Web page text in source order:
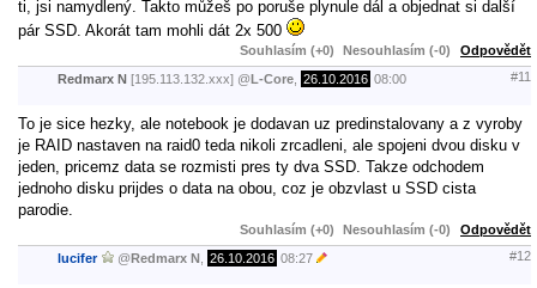
ti, jsi namydlený. Takto můžeš po poruše plynule dál a objednat si další
pár SSD. Akorát tam mohli dát 2x 500
Souhlasím (+0) Nesouhlasím (-0) Odpovědět
Redmarx N [195.113.132.xxx] @L-Core 26.10.2016 08:00 #11
To je sice hezky, ale notebook je dodavan uz predinstalovany a z vyroby
je RAID nastaven na raid0 teda nikoli zrcadleni, ale spojeni dvou disku v
jeden, pricemz data se rozmisti pres ty dva SSD. Takze odchodem
jednoho disku prijdes o data na obou, coz je obzvlast u SSD cista
parodie.
Souhlasím (+0) Nesouhlasím (-0) Odpovědět
lucifer @Redmarx N 26.10.2016 08:27 #12